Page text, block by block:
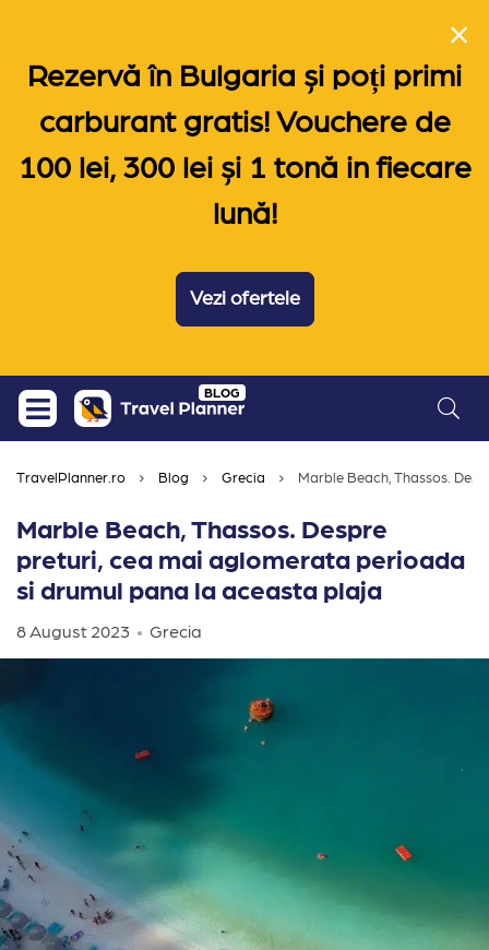
Rezervă în Bulgaria și poți primi
carburant gratis! Vouchere de
100 lei, 300 lei și 1 tonă in fiecare
lună!
Vezi ofertele
Skip
content
BLOG
TravelPlanner.ro Blog Grecia Marble Beach, Thassos.
Marble Beach, Thassos. Despre
preturi, cea mai aglomerata perioada
si drumul pana la aceasta plaja
8 August 2023 Grecia